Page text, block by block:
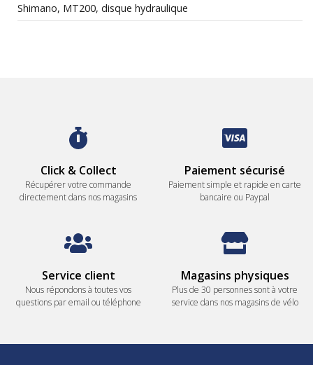
Shimano, MT200, disque hydraulique
Click & Collect
Récupérer votre commande
directement dans nos magasins
Paiement sécurisé
Paiement simple et rapide en carte
bancaire ou Paypal
Service client
Nous répondons à toutes vos
questions par email ou téléphone
Magasins physiques
Plus de 30 personnes sont à votre
service dans nos magasins de vélo